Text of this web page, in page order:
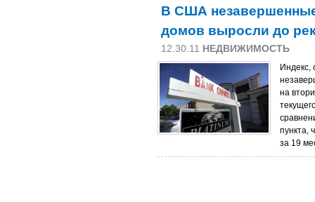
В США
домов выросли до
12.30.11 НЕДВИЖИМОСТЬ
на
пункта,
за 19